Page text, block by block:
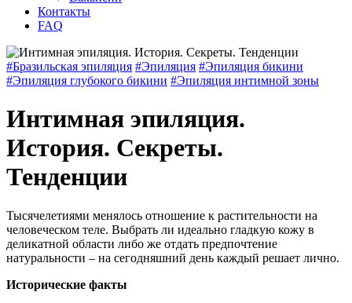
Контакты
FAQ
#Бразильская эпиляция #Эпиляция #Эпиляция бикини
#Эпиляция глубокого бикини #Эпиляция интимной зоны
Интимная эпиляция.
История. Секреты.
Тенденции
Тысячелетиями менялось отношение к растительности на
человеческом теле. Выбрать ли идеально гладкую кожу в
деликатной области либо же отдать предпочтение
натуральности – на сегодняшний день каждый решает лично.
Исторические факты